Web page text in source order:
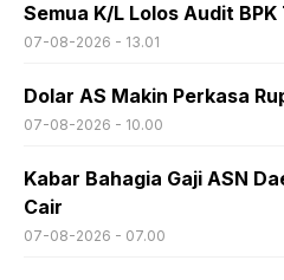
Semua K/L Lolos Audit BPK
07-08-2026 - 13.01
Dolar AS Makin Perkasa
07-08-2026 - 10.00
Kabar Bahagia Gaji ASN
Cair
07-08-2026 - 07.00